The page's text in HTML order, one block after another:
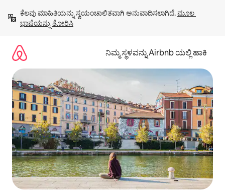
ಹೋಗಿ
ಕೆಲವು ಮಾಹಿತಿಯನ್ನು ಸ್ವಯಂಚಾಲಿತವಾಗಿ ಅನುವಾದಿಸಲಾಗಿದೆ. ಮೂಲ
ಭಾಷೆಯನ್ನು ತೋರಿಸಿ
ನಿಮ್ಮ ಸ್ಥಳವನ್ನು Airbnb ಯಲ್ಲಿ ಹಾಕಿ